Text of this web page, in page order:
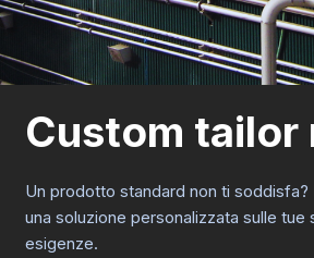
Custom tailor
Un prodotto standard non ti soddisfa?
una soluzione personalizzata sulle tue
esigenze.